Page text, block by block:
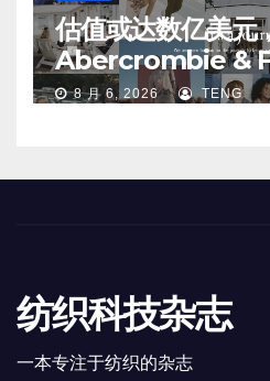
估值或达数亿美元
Abercrombie &
中国业务部分股权
8 月 6, 2026 TENG
纺织科技杂志
一本专注于纺织的杂志